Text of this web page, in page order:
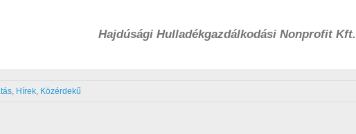
Hajdúsági Hulladékgazdálkodási Nonprofit Kft.
, Hírek, Közérdekű